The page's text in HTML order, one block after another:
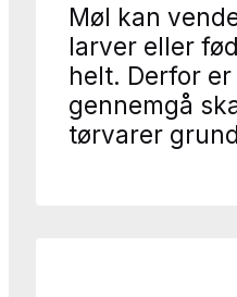
Møl kan
larver eller
helt. Derfor
gennemgå
tørvarer